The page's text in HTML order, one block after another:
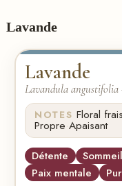
Lavande
Lavande
Lavandula angustifolia
NOTES Floral frais
Propre·Apaisant
Détente Sommeil
Paix mentale